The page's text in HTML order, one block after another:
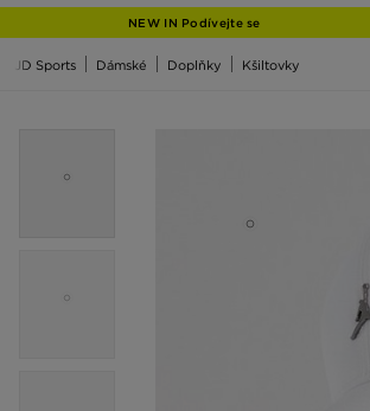
NEW IN Podívejte se
JD Sports Dámské Doplňky Kšiltovky